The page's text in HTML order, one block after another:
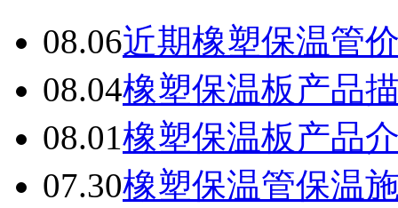
08.06近期橡塑保温管
08.04橡塑保温板产品
08.01橡塑保温板产品
07.30橡塑保温管保温